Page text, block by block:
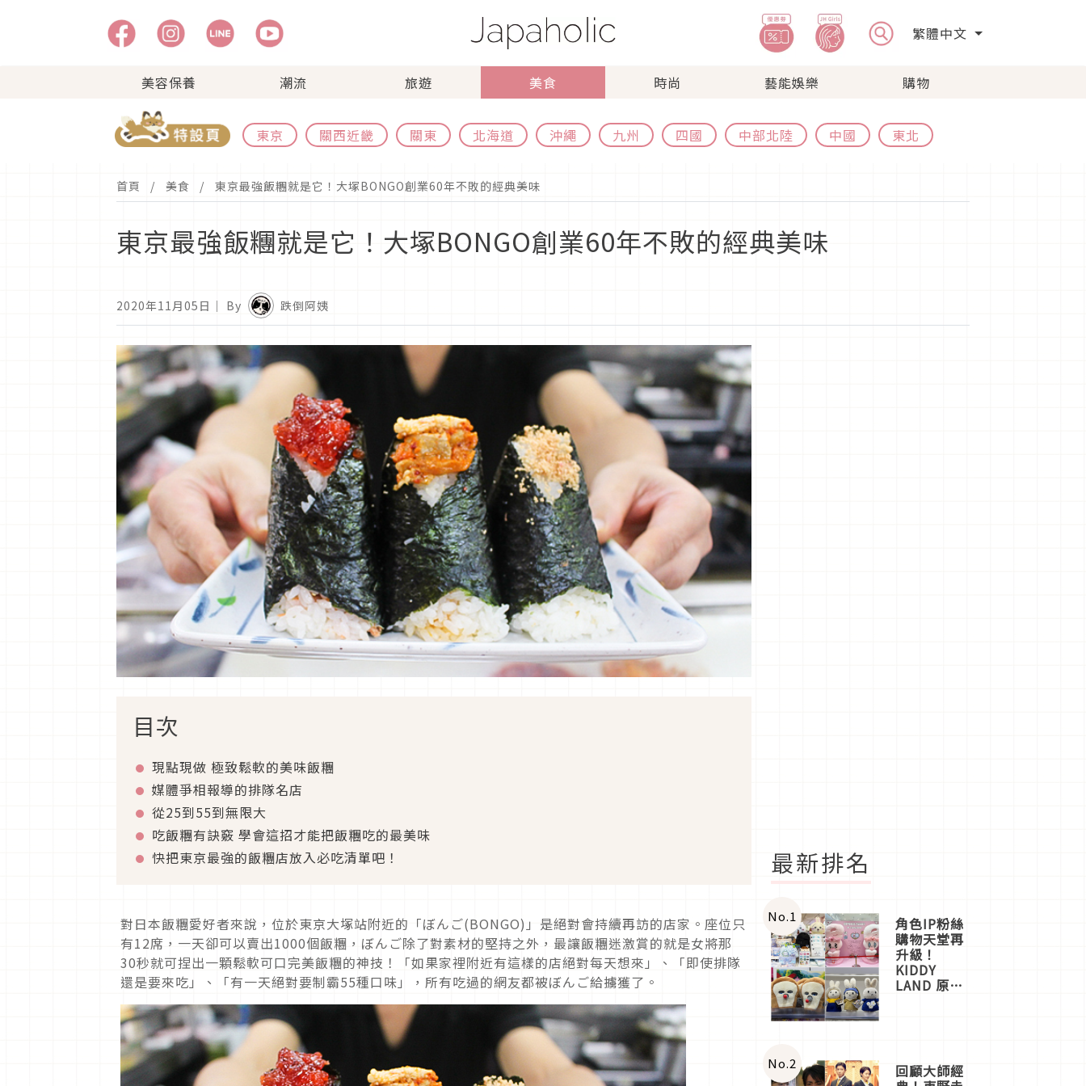
繁體中文
美容保養 潮流 旅遊 美食 時尚 藝能娛樂 購物
東京 關西近畿 關東 北海道 沖繩 九州 四國 中部北陸 中國 東北
首頁 美食 東京最強飯糰就是它！大塚BONGO創業60年不敗的經典美味
東京最強飯糰就是它！大塚BONGO創業60年不敗的經典美味
2020年11月05日 ｜ By 跌倒阿姨
目次
現點現做 極致鬆軟的美味飯糰
媒體爭相報導的排隊名店
從25到55到無限大
吃飯糰有訣竅 學會這招才能把飯糰吃的最美味
快把東京最強的飯糰店放入必吃清單吧！
對日本飯糰愛好者來說，位於東京大塚站附近的「ぼんご(BONGO)」是絕對會持續再訪的店家。座位只
有12席，一天卻可以賣出1000個飯糰，ぼんご除了對素材的堅持之外，最讓飯糰迷激賞的就是女將那
30秒就可捏出一顆鬆軟可口完美飯糰的神技！「如果家裡附近有這樣的店絕對每天想來」、「即使排隊
還是要來吃」、「有一天絕對要制霸55種口味」，所有吃過的網友都被ぼんご給擄獲了。
最新排名
No.1 角色IP粉絲
購物天堂再
升級！
KIDDY
LAND 原宿
店3分即達
No.2 回顧大師經